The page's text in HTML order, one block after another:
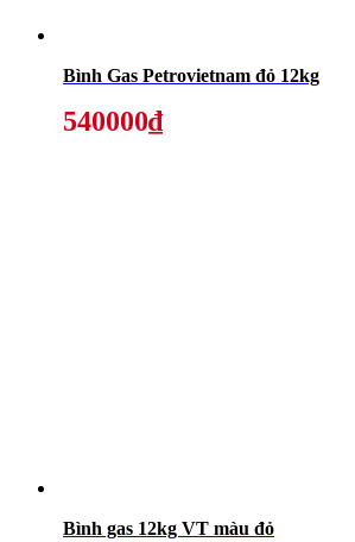
Bình Gas Petrovietnam đỏ 12kg
540000₫
Bình gas 12kg VT màu đỏ